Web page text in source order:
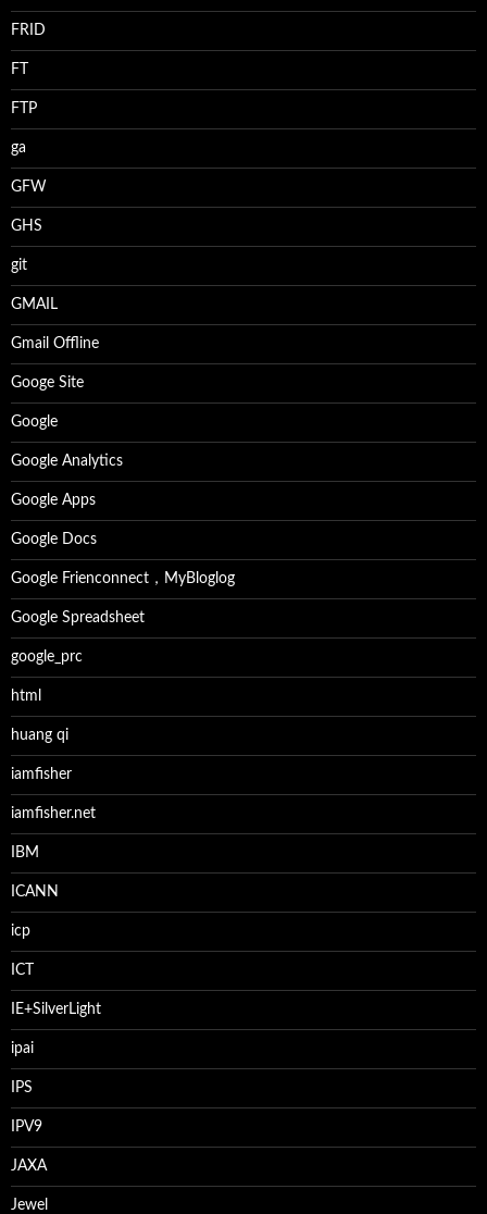
FRID
FT
FTP
ga
GFW
GHS
git
GMAIL
Gmail Offline
Googe Site
Google
Google Analytics
Google Apps
Google Docs
Google Frienconnect，MyBloglog
Google Spreadsheet
google_prc
html
huang qi
iamfisher
iamfisher.net
IBM
ICANN
icp
ICT
IE+SilverLight
ipai
IPS
IPV9
JAXA
Jewel